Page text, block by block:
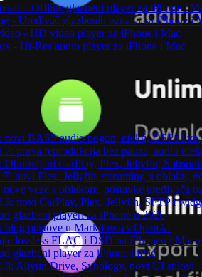
- Offline glazbeni player za iPhone i
- Uređivač glazbenih oznaka za iPhone i
- HD video player za iPhone i Mac
- Hi-Res audio player za iPhone i Mac
novi BASS audio pogon, efekti, DSP i live
prava reprodukcija bez pauza, audio
Obnovljeni CarPlay, Plex, Jellyfin,
novi Plex, Jellyfin, streaming u oblaku,
veze s oblakom, postavke uređivača
novi CarPlay, Plex, Jellyfin, SFTP i
glazbeni playeri za iPhone u 2026
blog postove u Markdown s OpenAI
lossless FLAC i DSD na iPhoneu i
glazbeni player za iPhone i iPad
Aliyun Drive, Synology, novi UI stilovi